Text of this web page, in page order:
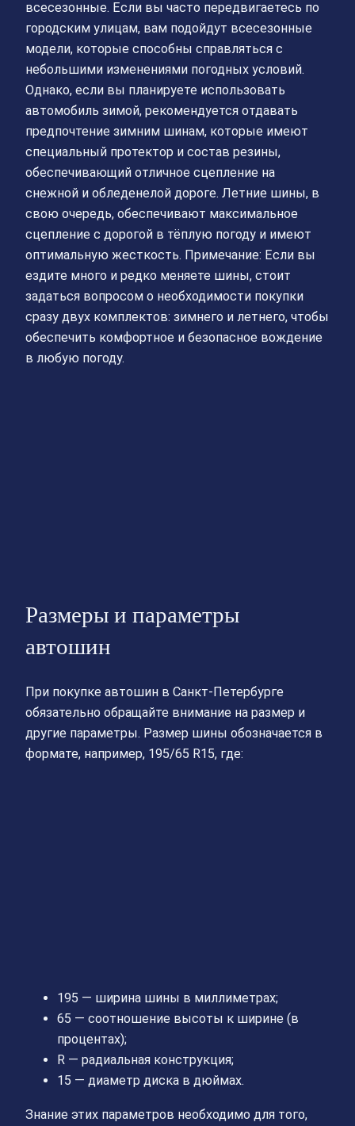
всесезонные. Если вы часто передвигаетесь по
городским улицам, вам подойдут всесезонные
модели, которые способны справляться с
небольшими изменениями погодных условий.
Однако, если вы планируете использовать
автомобиль зимой, рекомендуется отдавать
предпочтение зимним шинам, которые имеют
специальный протектор и состав резины,
обеспечивающий отличное сцепление на
снежной и обледенелой дороге. Летние шины, в
свою очередь, обеспечивают максимальное
сцепление с дорогой в тёплую погоду и имеют
оптимальную жесткость. Примечание: Если вы
ездите много и редко меняете шины, стоит
задаться вопросом о необходимости покупки
сразу двух комплектов: зимнего и летнего, чтобы
обеспечить комфортное и безопасное вождение
в любую погоду.
Размеры и параметры
автошин
При покупке автошин в Санкт-Петербурге
обязательно обращайте внимание на размер и
другие параметры. Размер шины обозначается в
формате, например, 195/65 R15, где:
195 — ширина шины в миллиметрах;
65 — соотношение высоты к ширине (в
процентах);
R — радиальная конструкция;
15 — диаметр диска в дюймах.
Знание этих параметров необходимо для того,